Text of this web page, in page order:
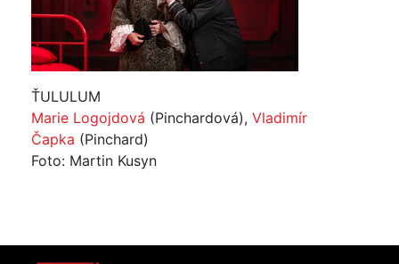
ŤULULUM
Marie Logojdová (Pinchardová), Vladimír
Čapka (Pinchard)
Foto: Martin Kusyn